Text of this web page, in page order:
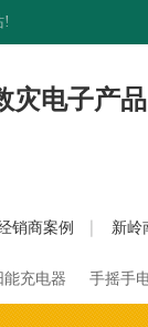
!
灾电子产品
销商案例 新岭
能充电器 手摇手